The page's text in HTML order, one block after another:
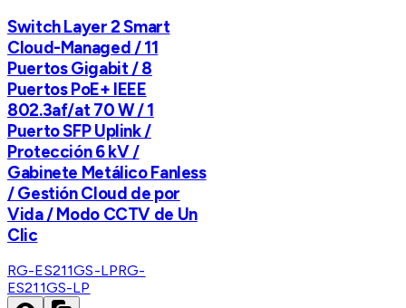
Switch Layer 2 Smart
Cloud-Managed / 11
Puertos Gigabit / 8
Puertos PoE+ IEEE
802.3af/at 70 W / 1
Puerto SFP Uplink /
Protección 6 kV /
Gabinete Metálico Fanless
/ Gestión Cloud de por
Vida / Modo CCTV de Un
Clic
RG-ES211GS-LPRG-
ES211GS-LP